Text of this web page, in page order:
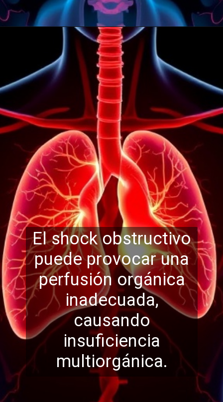
El shock obstructivo
puede provocar una
perfusión orgánica
inadecuada,
causando
insuficiencia
multiorgánica.